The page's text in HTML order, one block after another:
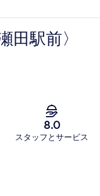
田駅前〉
8.0
スタッフとサービス